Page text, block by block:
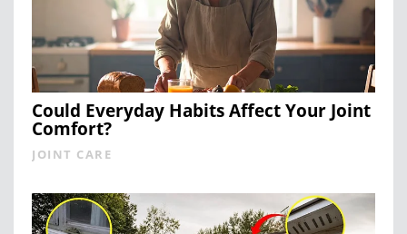
Could Everyday Habits Affect Your Joint
Comfort?
JOINT CARE